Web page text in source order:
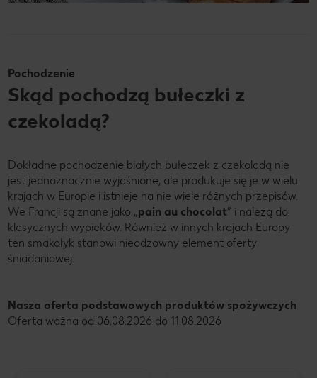
Pochodzenie
Skąd pochodzą bułeczki z
czekoladą?
Dokładne pochodzenie białych bułeczek z czekoladą nie
jest jednoznacznie wyjaśnione, ale produkuje się je w wielu
krajach w Europie i istnieje na nie wiele różnych przepisów.
We Francji są znane jako „pain au chocolat” i należą do
klasycznych wypieków. Również w innych krajach Europy
ten smakołyk stanowi nieodzowny element oferty
śniadaniowej.
Nasza oferta podstawowych produktów spożywczych
Oferta ważna od 06.08.2026 do 11.08.2026